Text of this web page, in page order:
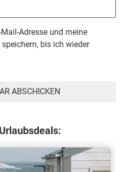
Adresse und meine
bis ich wieder